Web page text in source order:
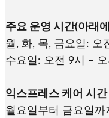
주요 운영 시간(아래
월, 화, 목, 금요일: 오
수요일: 오전 9시 – 오
익스프레스 케어 시간
월요일부터 금요일